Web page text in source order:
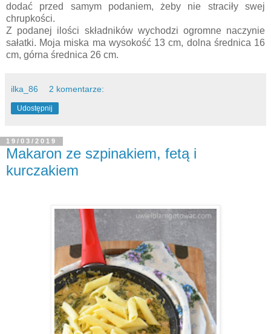
dodać przed samym podaniem, żeby nie straciły swej
chrupkości.
Z podanej ilości składników wychodzi ogromne naczynie
sałatki. Moja miska ma wysokość 13 cm, dolna średnica 16
cm, górna średnica 26 cm.
ilka_86 2 komentarze:
Udostępnij
19/03/2019
Makaron ze szpinakiem, fetą i
kurczakiem